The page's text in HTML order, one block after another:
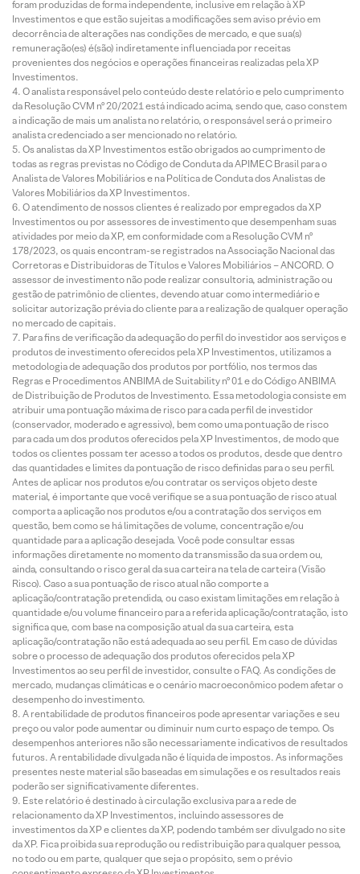
foram produzidas de forma independente, inclusive em relação à XP
Investimentos e que estão sujeitas a modificações sem aviso prévio em
decorrência de alterações nas condições de mercado, e que sua(s)
remuneração(es) é(são) indiretamente influenciada por receitas
provenientes dos negócios e operações financeiras realizadas pela XP
Investimentos.
O analista responsável pelo conteúdo deste relatório e pelo cumprimento
da Resolução CVM nº 20/2021 está indicado acima, sendo que, caso constem
a indicação de mais um analista no relatório, o responsável será o primeiro
analista credenciado a ser mencionado no relatório.
Os analistas da XP Investimentos estão obrigados ao cumprimento de
todas as regras previstas no Código de Conduta da APIMEC Brasil para o
Analista de Valores Mobiliários e na Política de Conduta dos Analistas de
Valores Mobiliários da XP Investimentos.
O atendimento de nossos clientes é realizado por empregados da XP
Investimentos ou por assessores de investimento que desempenham suas
atividades por meio da XP, em conformidade com a Resolução CVM nº
178/2023, os quais encontram-se registrados na Associação Nacional das
Corretoras e Distribuidoras de Títulos e Valores Mobiliários – ANCORD. O
assessor de investimento não pode realizar consultoria, administração ou
gestão de patrimônio de clientes, devendo atuar como intermediário e
solicitar autorização prévia do cliente para a realização de qualquer operação
no mercado de capitais.
Para fins de verificação da adequação do perfil do investidor aos serviços e
produtos de investimento oferecidos pela XP Investimentos, utilizamos a
metodologia de adequação dos produtos por portfólio, nos termos das
Regras e Procedimentos ANBIMA de Suitability nº 01 e do Código ANBIMA
de Distribuição de Produtos de Investimento. Essa metodologia consiste em
atribuir uma pontuação máxima de risco para cada perfil de investidor
(conservador, moderado e agressivo), bem como uma pontuação de risco
para cada um dos produtos oferecidos pela XP Investimentos, de modo que
todos os clientes possam ter acesso a todos os produtos, desde que dentro
das quantidades e limites da pontuação de risco definidas para o seu perfil.
Antes de aplicar nos produtos e/ou contratar os serviços objeto deste
material, é importante que você verifique se a sua pontuação de risco atual
comporta a aplicação nos produtos e/ou a contratação dos serviços em
questão, bem como se há limitações de volume, concentração e/ou
quantidade para a aplicação desejada. Você pode consultar essas
informações diretamente no momento da transmissão da sua ordem ou,
ainda, consultando o risco geral da sua carteira na tela de carteira (Visão
Risco). Caso a sua pontuação de risco atual não comporte a
aplicação/contratação pretendida, ou caso existam limitações em relação à
quantidade e/ou volume financeiro para a referida aplicação/contratação, isto
significa que, com base na composição atual da sua carteira, esta
aplicação/contratação não está adequada ao seu perfil. Em caso de dúvidas
sobre o processo de adequação dos produtos oferecidos pela XP
Investimentos ao seu perfil de investidor, consulte o FAQ. As condições de
mercado, mudanças climáticas e o cenário macroeconômico podem afetar o
desempenho do investimento.
A rentabilidade de produtos financeiros pode apresentar variações e seu
preço ou valor pode aumentar ou diminuir num curto espaço de tempo. Os
desempenhos anteriores não são necessariamente indicativos de resultados
futuros. A rentabilidade divulgada não é líquida de impostos. As informações
presentes neste material são baseadas em simulações e os resultados reais
poderão ser significativamente diferentes.
Este relatório é destinado à circulação exclusiva para a rede de
relacionamento da XP Investimentos, incluindo assessores de
investimentos da XP e clientes da XP, podendo também ser divulgado no site
da XP. Fica proibida sua reprodução ou redistribuição para qualquer pessoa,
no todo ou em parte, qualquer que seja o propósito, sem o prévio